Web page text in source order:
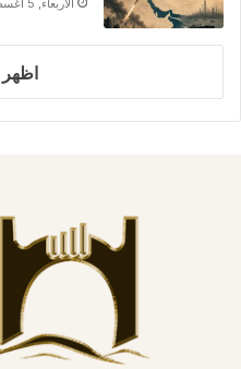
الأربعاء, 5 أغسطس 2026 - 7:23 م
اظهر